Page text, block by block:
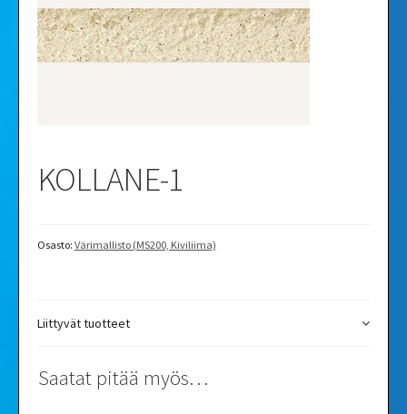
Yhteystiedot
Jällenmyyjät
KOLLANE-1
Osasto: Värimallisto (MS200, Kiviliima)
Liittyvät tuotteet
Saatat pitää myös…